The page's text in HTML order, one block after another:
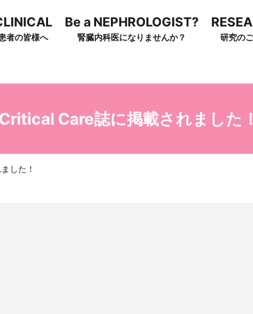
者の皆様へ
Be a NEPHROLOGIST?
腎臓内科医になりませんか？ 研究の
Care誌に掲載されました！
した！